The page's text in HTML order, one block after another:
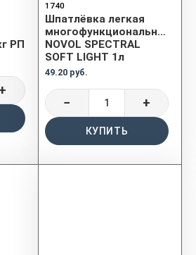
РП
+
1740
Шпатлёвка легкая
многофункциональная
NOVOL SPECTRAL
SOFT LIGHT 1л
49.20 руб.
− +
КУПИТЬ